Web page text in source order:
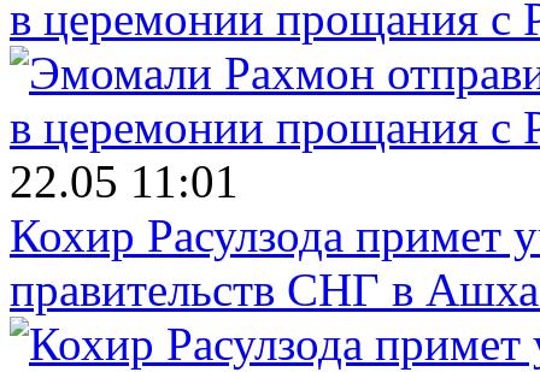
в церемонии прощания с
22.05 11:01
Кохир Расулзода примет
правительств СНГ в